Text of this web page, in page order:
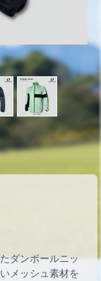
ダンボールニッ
メッシュ素材を